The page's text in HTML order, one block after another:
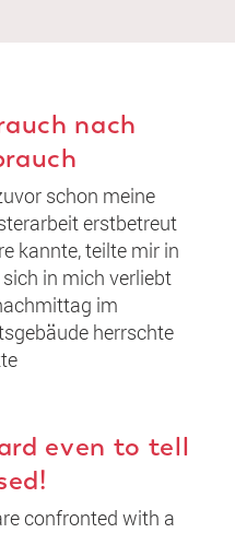
nach
schon meine
erstbetreut
kannte, teilte mir in
in mich verliebt
im
herrschte
even to tell
confronted with a